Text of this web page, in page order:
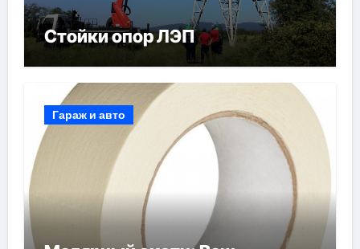
Стойки опор ЛЭП
Гараж и авто